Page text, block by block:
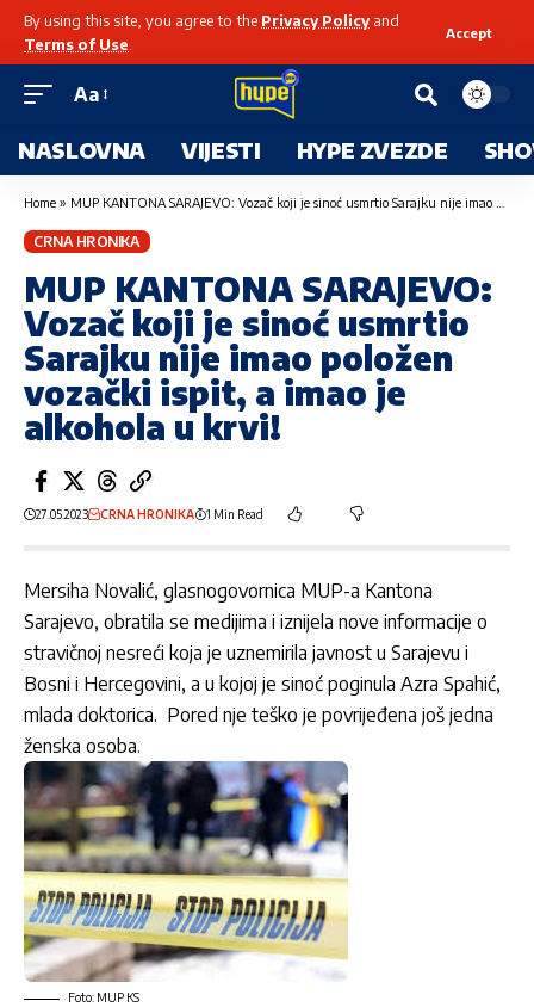
By using this site, you agree to the Privacy Policyand
Terms of Use
Accept
Aa
NASLOVNA VIJESTI HYPE ZVEZDE
Home » MUP KANTONA SARAJEVO: Vozač koji je sinoć usmrtio Sarajku nije imao položen vozački ispit, a imao je alkohola u krvi!
CRNA HRONIKA
MUP KANTONA SARAJEVO:
Vozač koji je sinoć usmrtio
Sarajku nije imao položen
vozački ispit, a imao je
alkohola u krvi!
27.05.2023 CRNA HRONIKA 1 Min Read
Mersiha Novalić, glasnogovornica MUP-a Kantona
Sarajevo, obratila se medijima i iznijela nove informacije o
stravičnoj nesreći koja je uznemirila javnost u Sarajevu i
Bosni i Hercegovini, a u kojoj je sinoć poginula Azra Spahić,
mlada doktorica. Pored nje teško je povrijeđena još jedna
ženska osoba.
Foto: MUP KS